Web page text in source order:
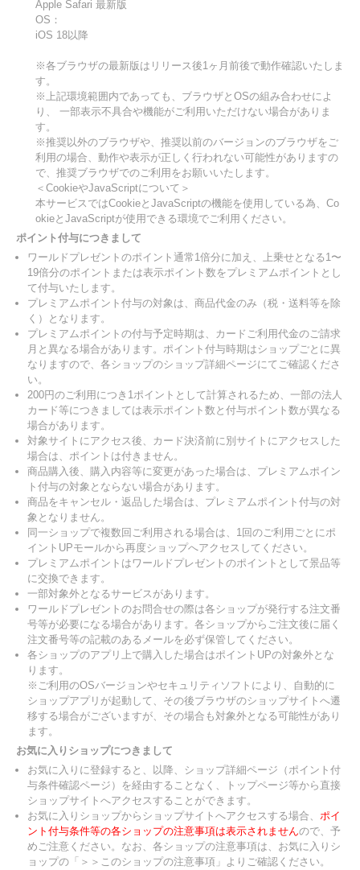
Apple Safari 最新版
OS：
iOS 18以降
※各ブラウザの最新版はリリース後1ヶ月前後で動作確認いたしま
す。
※上記環境範囲内であっても、ブラウザとOSの組み合わせによ
り、 一部表示不具合や機能がご利用いただけない場合がありま
す。
※推奨以外のブラウザや、推奨以前のバージョンのブラウザをご
利用の場合、動作や表示が正しく行われない可能性がありますの
で、推奨ブラウザでのご利用をお願いいたします。
＜CookieやJavaScriptについて＞
本サービスではCookieとJavaScriptの機能を使用している為、Co
okieとJavaScriptが使用できる環境でご利用ください。
ポイント付与につきまして
ワールドプレゼントのポイント通常1倍分に加え、上乗せとなる1〜
19倍分のポイントまたは表示ポイント数をプレミアムポイントとし
て付与いたします。
プレミアムポイント付与の対象は、商品代金のみ（税・送料等を除
く）となります。
プレミアムポイントの付与予定時期は、カードご利用代金のご請求
月と異なる場合があります。ポイント付与時期はショップごとに異
なりますので、各ショップのショップ詳細ページにてご確認くださ
い。
200円のご利用につき1ポイントとして計算されるため、一部の法人
カード等につきましては表示ポイント数と付与ポイント数が異なる
場合があります。
対象サイトにアクセス後、カード決済前に別サイトにアクセスした
場合は、ポイントは付きません。
商品購入後、購入内容等に変更があった場合は、プレミアムポイン
ト付与の対象とならない場合があります。
商品をキャンセル・返品した場合は、プレミアムポイント付与の対
象となりません。
同一ショップで複数回ご利用される場合は、1回のご利用ごとにポ
イントUPモールから再度ショップへアクセスしてください。
プレミアムポイントはワールドプレゼントのポイントとして景品等
に交換できます。
一部対象外となるサービスがあります。
ワールドプレゼントのお問合せの際は各ショップが発行する注文番
号等が必要になる場合があります。各ショップからご注文後に届く
注文番号等の記載のあるメールを必ず保管してください。
各ショップのアプリ上で購入した場合はポイントUPの対象外とな
ります。
※ご利用のOSバージョンやセキュリティソフトにより、自動的に
ショップアプリが起動して、その後ブラウザのショップサイトへ遷
移する場合がございますが、その場合も対象外となる可能性があり
ます。
お気に入りショップにつきまして
お気に入りに登録すると、以降、ショップ詳細ページ（ポイント付
与条件確認ページ）を経由することなく、トップページ等から直接
ショップサイトへアクセスすることができます。
お気に入りショップからショップサイトへアクセスする場合、 ポイ
ント付与条件等の各ショップの注意事項は表示されませんので、予
めご注意ください。なお、各ショップの注意事項は、お気に入りシ
ョップの「＞＞このショップの注意事項」よりご確認ください。